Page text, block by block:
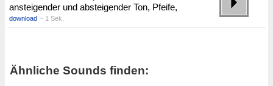
ansteigender und absteigender Ton, Pfeife,
download ~ 1 Sek.
Ähnliche Sounds finden: